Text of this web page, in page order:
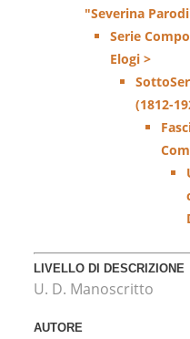
"Severina
Serie
Elogi >
(1812-
LIVELLO DI DESCRIZIONE
U. D. Manoscritto
AUTORE